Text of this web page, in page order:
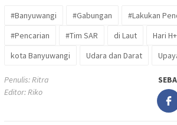
#Banyuwangi #Gabungan
#Lakukan
#Pencarian
#Tim SAR di Laut Hari
kota Banyuwangi
Udara dan Darat
Penulis: Ritra
Editor: Riko